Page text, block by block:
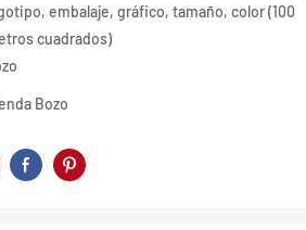
embalaje, gráfico, tamaño, color (100
cuadrados)
Bozo